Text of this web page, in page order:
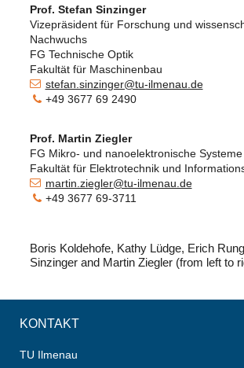
Prof. Stefan Sinzinger
Vizepräsident für Forschung und
Nachwuchs
FG Technische Optik
Fakultät für Maschinenbau
stefan.sinzinger@tu-ilmenau.de
+49 3677 69 2490
Prof. Martin Ziegler
FG Mikro- und nanoelektronische Systeme
Fakultät für Elektrotechnik und
martin.ziegler@tu-ilmenau.de
+49 3677 69-3711
Boris Koldehofe, Kathy Lüdge, Erich
Sinzinger and Martin Ziegler (from left to
KONTAKT
TU Ilmenau